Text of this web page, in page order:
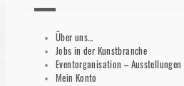
Über uns…
Jobs in der Kunstbranche
Eventorganisation – Ausstellungen
Mein Konto